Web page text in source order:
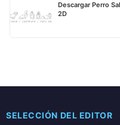
Descargar Perro
2D
SELECCIÓN DEL EDITOR